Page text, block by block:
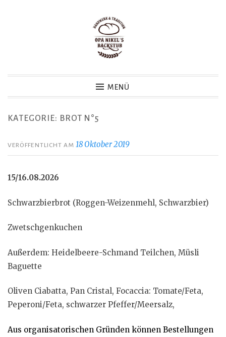
MENÜ
KATEGORIE: BROT N°5
VERÖFFENTLICHT AM18 Oktober 2019
15/16.08.2026
Schwarzbierbrot (Roggen-Weizenmehl, Schwarzbier)
Zwetschgenkuchen
Außerdem: Heidelbeere-Schmand Teilchen, Müsli
Baguette
Oliven Ciabatta, Pan Cristal, Focaccia: Tomate/Feta,
Peperoni/Feta, schwarzer Pfeffer/Meersalz,
Aus organisatorischen Gründen können Bestellungen